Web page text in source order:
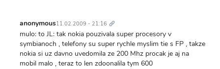
anonymous11.02.2009 - 21:16 odkaz
mulo: to JL: tak nokia pouzivala super procesory v
symbianoch , telefony su super rychle myslim tie s FP , takze
nokia si uz davno uvedomila ze 200 Mhz procak je aj na
mobil malo , teraz to len zdoonalila tym 600